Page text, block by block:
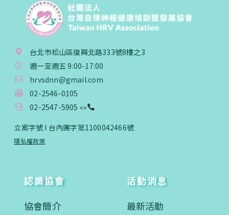
台北市松山區復興北路333號8樓之3
週一至週五 9:00-17:00
hrvsdnn@gmail.com
02-2546-0105
02-2547-5905 ««
立案字號 I 台內團字第1100042466號
隱私權政策
認識協會
協會簡介
活動消息
最新活動